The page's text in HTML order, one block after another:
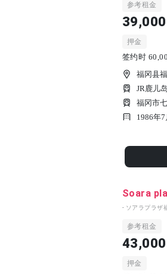
参考租金
押金
签约时
福冈县
JR鹿儿
福冈市
1986年
Soara
- ソアラプラザ
参考租金
押金